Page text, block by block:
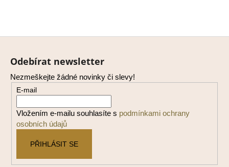
Odebírat newsletter
Nezmeškejte žádné novinky či slevy!
E-mail
Vložením e-mailu souhlasíte s podmínkami ochrany
osobních údajů
PŘIHLÁSIT SE